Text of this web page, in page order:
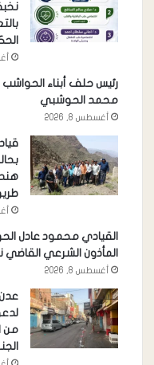
رئيس حلف أبناء
محمد الحوشبي
أغسطس 8, 2026
القيادي محمود عادل
المأذون الشرعي
أغسطس 8, 2026
من